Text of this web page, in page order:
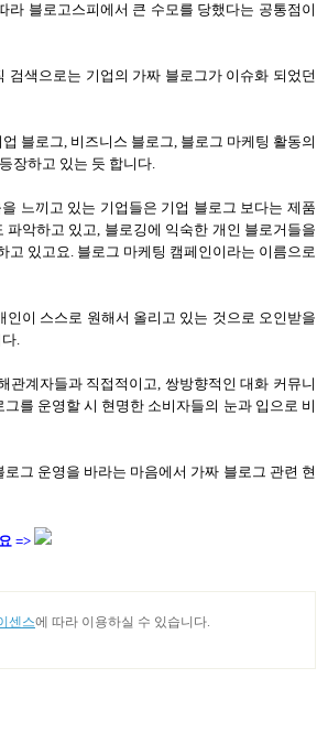
블로고스피에서 큰 수모를 당했다는 공통점이
색으로는 기업의 가짜 블로그가 이슈화 되었던
블로그, 비즈니스 블로그, 블로그 마케팅 활동의
장하고 있는 듯 합니다.
느끼고 있는 기업들은 기업 블로그 보다는 제품
악하고 있고, 블로깅에 익숙한 개인 블로거들을
있고요. 블로그 마케팅 캠페인이라는 이름으로
이 스스로 원해서 올리고 있는 것으로 오인받을
.
관계자들과 직접적이고, 쌍방향적인 대화 커뮤니
를 운영할 시 현명한 소비자들의 눈과 입으로 비
그 운영을 바라는 마음에서 가짜 블로그 관련 현
=>
센스에 따라 이용하실 수 있습니다.